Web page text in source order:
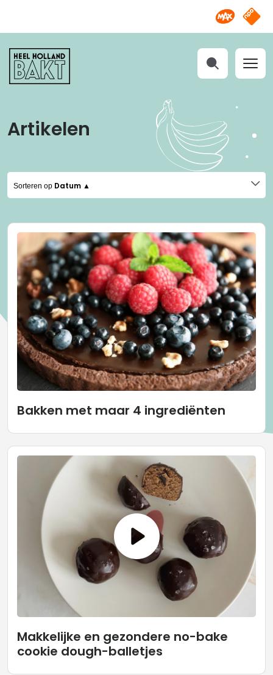
Omroep
NPO
Heel
Holland
Bakt
Artikelen
Sorteren op Datum ▲
Bakken met maar 4 ingrediënten
Makkelijke en gezondere no-bake
cookie dough-balletjes